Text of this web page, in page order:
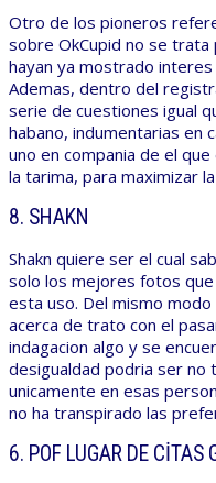
Otro de los pioneros
sobre OkCupid no se
hayan ya mostrado
Ademas, dentro del
serie de cuestiones igual
habano, indumentarias en
uno en compania de el
la tarima, para maximizar
8. SHAKN
Shakn quiere ser el cual
solo los mejores fotos
esta uso. Del mismo
acerca de trato con el
indagacion algo y se
desigualdad podria ser no
unicamente en esas
no ha transpirado las
6. POF LUGAR DE CITAS